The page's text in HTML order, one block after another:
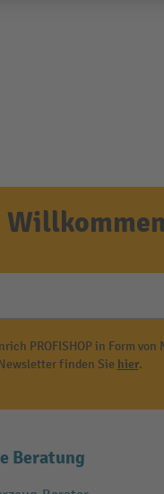
PROFISHOP in Form
finden Sie hier.
Beratung